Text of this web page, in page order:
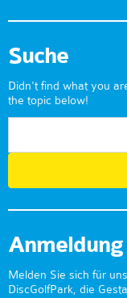
Suche
Didn't find what you
the topic below!
Melden Sie sich für
DiscGolfPark, die